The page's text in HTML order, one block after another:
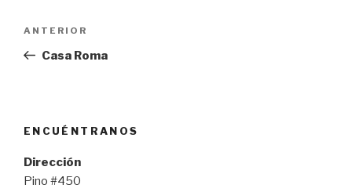
entradas
Entrada
anterior:
ANTERIOR
Casa Roma
ENCUÉNTRANOS
Dirección
Pino #450